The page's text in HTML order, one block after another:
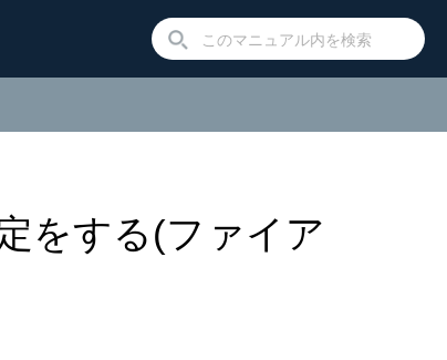
をする(ファイア